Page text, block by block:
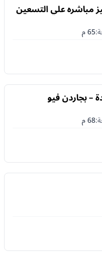
مباشره علي التسعين
65م
– بجاردن فيو
68م